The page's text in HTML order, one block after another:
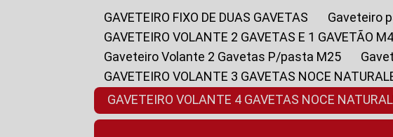
GAVETEIRO FIXO DE DUAS GAVETAS
Gaveteiro
GAVETEIRO VOLANTE 2 GAVETAS E 1 GAVETÃO
Gaveteiro Volante 2 Gavetas P/pasta M25
GAVETEIRO VOLANTE 3 GAVETAS NOCE
GAVETEIRO VOLANTE 4 GAVETAS NOCE